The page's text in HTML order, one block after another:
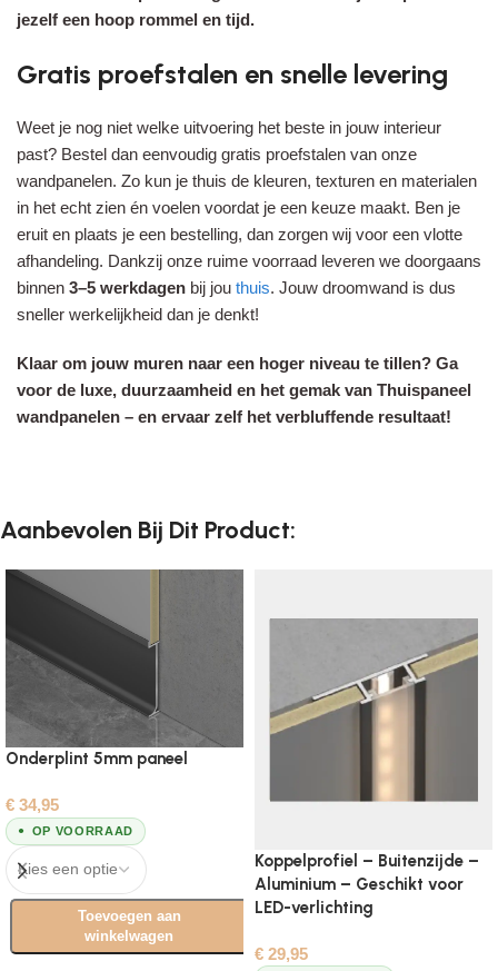
jezelf een hoop rommel en tijd.
Gratis proefstalen en snelle levering
Weet je nog niet welke uitvoering het beste in jouw interieur
past? Bestel dan eenvoudig gratis proefstalen van onze
wandpanelen. Zo kun je thuis de kleuren, texturen en materialen
in het echt zien én voelen voordat je een keuze maakt. Ben je
eruit en plaats je een bestelling, dan zorgen wij voor een vlotte
afhandeling. Dankzij onze ruime voorraad leveren we doorgaans
binnen 3–5 werkdagen bij jou thuis. Jouw droomwand is dus
sneller werkelijkheid dan je denkt!
Klaar om jouw muren naar een hoger niveau te tillen? Ga
voor de luxe, duurzaamheid en het gemak van Thuispaneel
wandpanelen – en ervaar zelf het verbluffende resultaat!
Aanbevolen Bij Dit Product:
Onderplint 5mm paneel
€ 34,95
OP VOORRAAD
Toevoegen aan
winkelwagen
Koppelprofiel – Buitenzijde –
Aluminium – Geschikt voor
LED-verlichting
€ 29,95